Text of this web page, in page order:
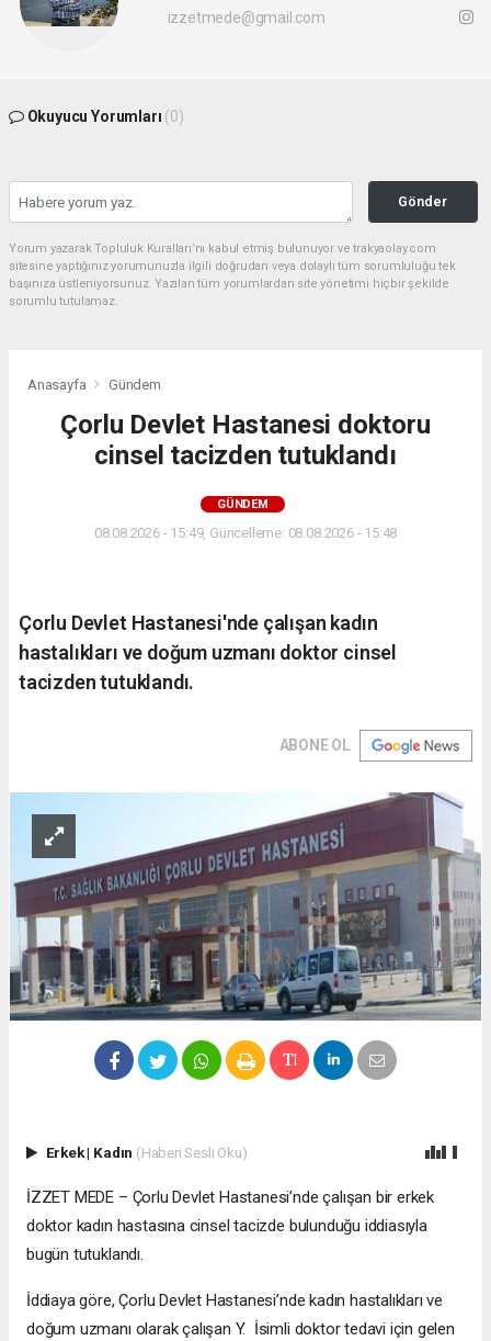
izzetmede@gmail.com
Okuyucu Yorumları (0)
Gönder
Yorum yazarak Topluluk Kuralları’nı kabul etmiş bulunuyor ve trakyaolay.com
sitesine yaptığınız yorumunuzla ilgili doğrudan veya dolaylı tüm sorumluluğu tek
başınıza üstleniyorsunuz. Yazılan tüm yorumlardan site yönetimi hiçbir şekilde
sorumlu tutulamaz.
Anasayfa Gündem
Çorlu Devlet Hastanesi doktoru
cinsel tacizden tutuklandı
GÜNDEM
08.08.2026 - 15:49, Güncelleme: 08.08.2026 - 15:48
Çorlu Devlet Hastanesi'nde çalışan kadın
hastalıkları ve doğum uzmanı doktor cinsel
tacizden tutuklandı.
ABONE OL
Erkek| Kadın (Haberi Sesli Oku)
İZZET MEDE – Çorlu Devlet Hastanesi’nde çalışan bir erkek
doktor kadın hastasına cinsel tacizde bulunduğu iddiasıyla
bugün tutuklandı.
İddiaya göre, Çorlu Devlet Hastanesi’nde kadın hastalıkları ve
doğum uzmanı olarak çalışan Y. İsimli doktor tedavi için gelen